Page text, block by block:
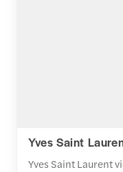
Yves Saint
Yves Saint Laurent